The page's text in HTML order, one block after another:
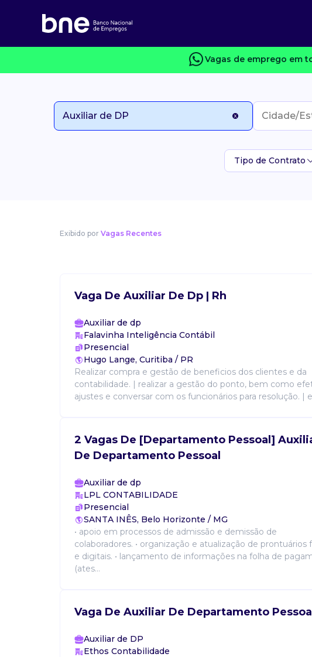
Vagas de emprego em
Tipo de Contrato
Exibido por Vagas Recentes
Vaga De Auxiliar De Dp | Rh
Auxiliar de dp
Falavinha Inteligência Contábil
Presencial
Hugo Lange, Curitiba / PR
Realizar compra e gestão de beneficios dos clientes e da
contabilidade. | realizar a gestão do ponto, bem como
ajustes e conversar com os funcionários para resolução. |
2 Vagas De [Departamento Pessoal]
De Departamento Pessoal
Auxiliar de dp
LPL CONTABILIDADE
Presencial
SANTA INÊS, Belo Horizonte / MG
• apoio em processos de admissão e demissão de
colaboradores. • organização e atualização de prontuários
e digitais. • lançamento de informações na folha de
(ates...
Vaga De Auxiliar De Departamento Pessoal
Auxiliar de DP
Ethos Contabilidade